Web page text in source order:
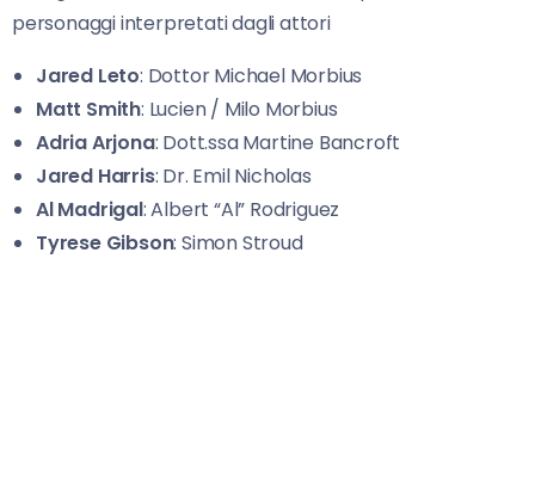
personaggi interpretati dagli attori
Jared Leto: Dottor Michael Morbius
Matt Smith: Lucien / Milo Morbius
Adria Arjona: Dott.ssa Martine Bancroft
Jared Harris: Dr. Emil Nicholas
Al Madrigal: Albert “Al” Rodriguez
Tyrese Gibson: Simon Stroud